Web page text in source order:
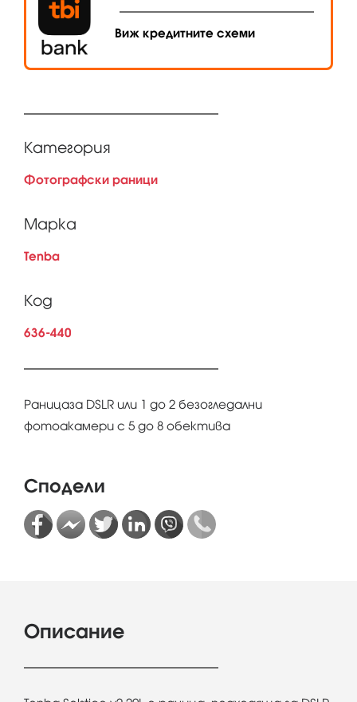
Виж кредитните схеми
Категория
Фотографски раници
Марка
Tenba
Код
636-440
Раницаза DSLR или 1 до 2 безогледални
фотоакамери с 5 до 8 обектива
Сподели
Описание